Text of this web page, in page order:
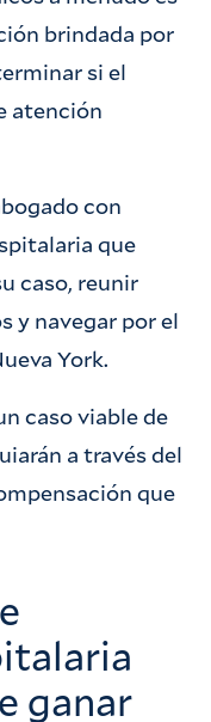
brindada por
si el
atención
con
que
caso, reunir
y navegar por el
York.
caso viable de
a través del
que
ganar